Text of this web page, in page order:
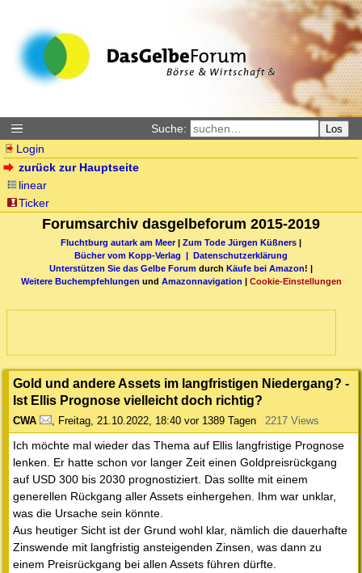
Suche: Los
Login
zurück zur Hauptseite
linear
Ticker
Forumsarchiv dasgelbeforum 2015-2019
Fluchtburg autark am Meer| Zum Tode Jürgen Küßners
Bücher vom Kopp-Verlag |
Datenschutzerklärung
Unterstützen Sie das Gelbe Forum durch Käufe bei Amazon! |
Weitere Buchempfehlungen und Amazonnavigation Cookie-Einstellungen
Gold und andere Assets im langfristigen Niedergang? -
Ist Ellis Prognose vielleicht doch richtig?
CWA Freitag, 21.10.2022, 18:40 vor 1389 Tagen 2217 Views
Ich möchte mal wieder das Thema auf Ellis langfristige Prognose
lenken. Er hatte schon vor langer Zeit einen Goldpreisrückgang
auf USD 300 bis 2030 prognostiziert. Das sollte mit einem
generellen Rückgang aller Assets einhergehen. Ihm war unklar,
was die Ursache sein könnte.
Aus heutiger Sicht ist der Grund wohl klar, nämlich die dauerhafte
Zinswende mit langfristig ansteigenden Zinsen, was dann zu
einem Preisrückgang bei allen Assets führen dürfte.